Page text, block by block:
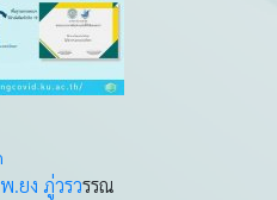
.ยง ภู่วรวรรณ